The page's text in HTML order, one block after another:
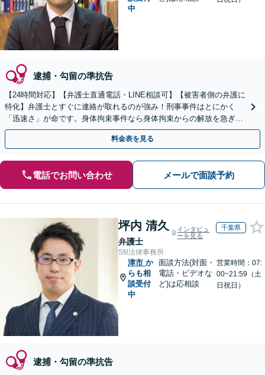
中
逮捕・勾留の準抗告
【24時間対応】【弁護士直通電話・LINE相談可】【被害者側の弁護に
特化】弁護士とすぐに連絡が取れるのが強み！刑事事件はとにかく
「迅速さ」が命です。身体拘束事件なら身体拘束からの解放を急ぎま
す。示談交渉はお任せください。
料金表を見る
電話でお問い合わせ メールで面談予約
坪内 清久
弁護士
インタビュ
ーを見る
千葉県
Sfil法律事務所
津市 か
らも相
談受付
中
面談方法(対面・
電話・ビデオな
ど)は応相談
営業時間：07:
00~21:59（土
日祝日）
逮捕・勾留の準抗告